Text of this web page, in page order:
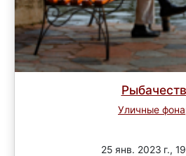
Уличные
25 янв. 2023 г.,